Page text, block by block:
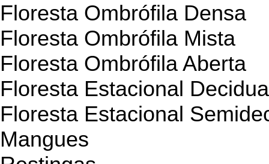
Floresta Ombrófila Densa
Floresta Ombrófila Mista
Floresta Ombrófila Aberta
Floresta Estacional
Floresta Estacional
Mangues